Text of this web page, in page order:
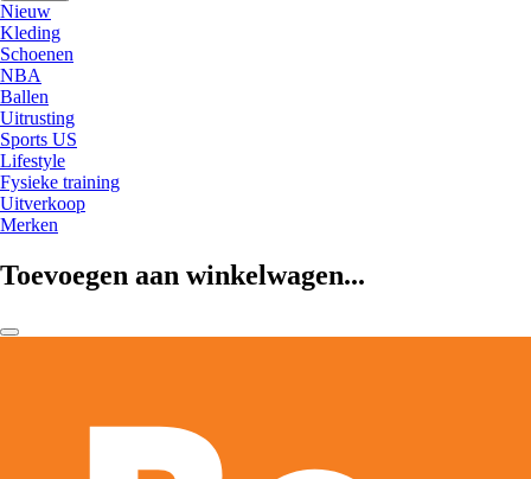
Nieuw
Kleding
Schoenen
NBA
Ballen
Uitrusting
Sports US
Lifestyle
Fysieke training
Uitverkoop
Merken
Toevoegen aan winkelwagen...